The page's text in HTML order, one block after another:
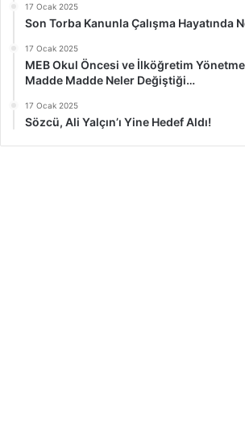
17 Ocak 2025
Son Torba Kanunla Çalışma Hayatında
17 Ocak 2025
MEB Okul Öncesi ve İlköğretim
Madde Madde Neler Değiştiği…
17 Ocak 2025
Sözcü, Ali Yalçın’ı Yine Hedef Aldı!